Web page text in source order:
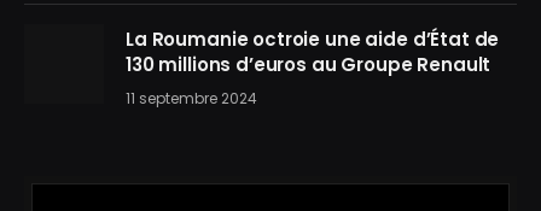
La Roumanie octroie une aide d’État de
130 millions d’euros au Groupe Renault
11 septembre 2024